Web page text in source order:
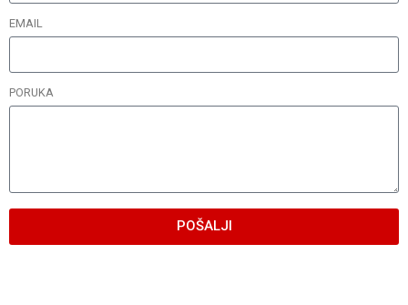
EMAIL
PORUKA
POŠALJI